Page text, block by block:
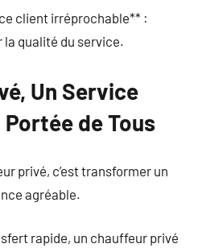
client irréprochable** :
la qualité du service.
Un Service
de Tous
privé, c’est transformer un
agréable.
rapide, un chauffeur privé